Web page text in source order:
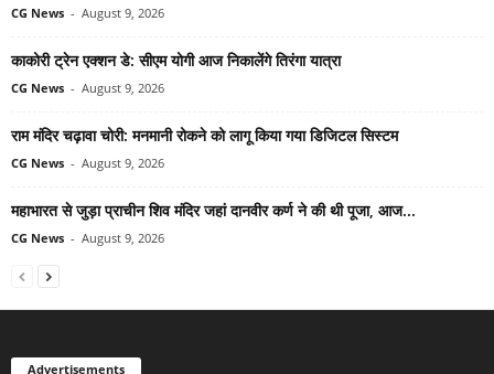
CG News - August 9, 2026
काकोरी ट्रेन एक्शन डे: सीएम योगी आज निकालेंगे तिरंगा यात्रा
CG News - August 9, 2026
राम मंदिर चढ़ावा चोरी: मनमानी रोकने को लागू किया गया डिजिटल सिस्टम
CG News - August 9, 2026
महाभारत से जुड़ा प्राचीन शिव मंदिर जहां दानवीर कर्ण ने की थी पूजा, आज...
CG News - August 9, 2026
Advertisements